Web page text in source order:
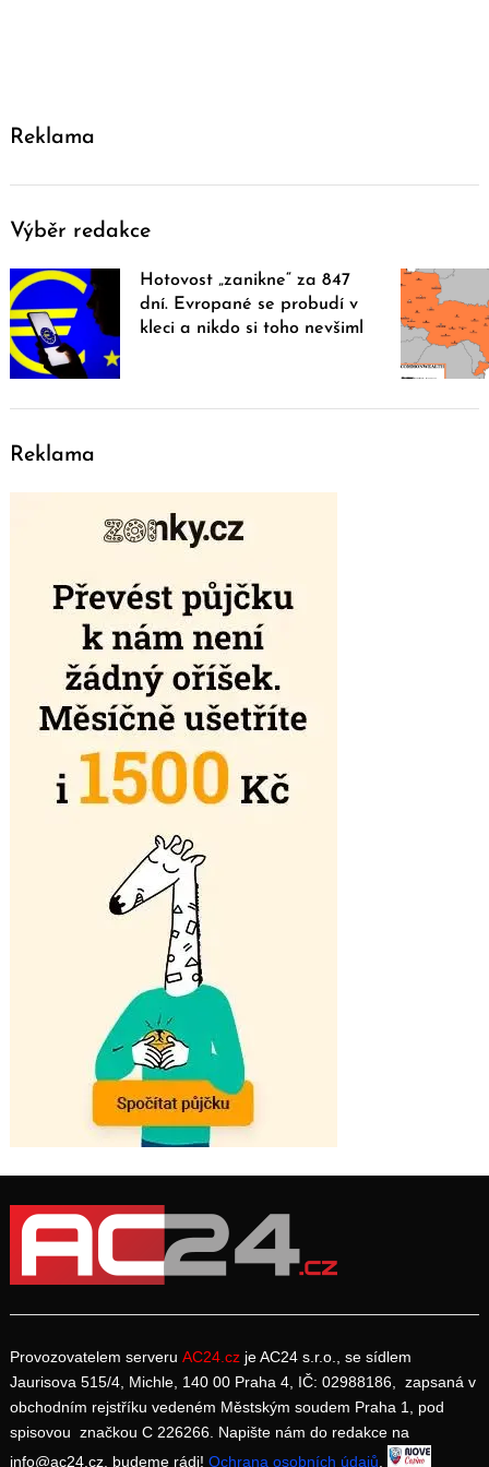
Reklama
Výběr redakce
Hotovost „zanikne“ za 847
dní. Evropané se probudí v
kleci a nikdo si toho nevšiml
Reklama
Provozovatelem serveru AC24.cz je AC24 s.r.o., se sídlem
Jaurisova 515/4, Michle, 140 00 Praha 4, IČ: 02988186, zapsaná v
obchodním rejstříku vedeném Městským soudem Praha 1, pod
spisovou značkou C 226266. Napište nám do redakce na
info@ac24.cz, budeme rádi! Ochrana osobních údajů.